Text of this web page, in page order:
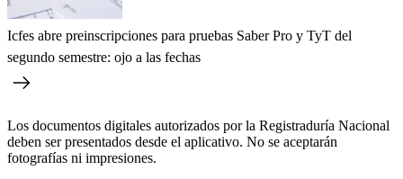
Icfes abre preinscripciones para pruebas Saber Pro y TyT del
segundo semestre: ojo a las fechas
Los documentos digitales autorizados por la Registraduría Nacional
deben ser presentados desde el aplicativo. No se aceptarán
fotografías ni impresiones.